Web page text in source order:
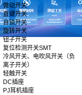
微动开关
直键开关
自锁开关
旋转开关
钮子开关
复位检测开关SMT
冷风开关、电吹风开关（负
离子开关）
轻触开关
DC插座
PJ耳机插座